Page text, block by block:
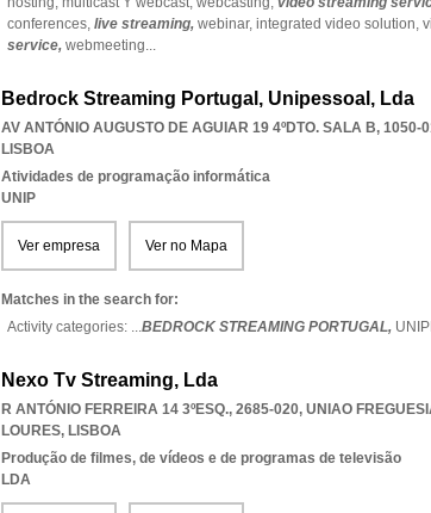
conferences, live streaming, webinar, integrated video solution,
service, webmeeting...
Bedrock Streaming Portugal, Unipessoal, Lda
AV ANTÓNIO AUGUSTO DE AGUIAR 19 4ºDTO. SALA B, 1050-
LISBOA
Atividades de programação informática
UNIP
Ver empresa Ver no Mapa
Matches in the search for:
Activity categories: ...BEDROCK STREAMING PORTUGAL,
Nexo Tv Streaming, Lda
R ANTÓNIO FERREIRA 14 3ºESQ., 2685-020, UNIAO
LOURES, LISBOA
Produção de filmes, de vídeos e de programas de televisão
LDA